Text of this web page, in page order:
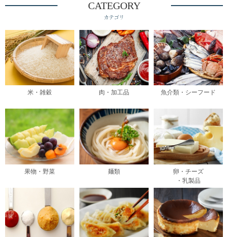
CATEGORY
カテゴリ
米・雑穀 肉・加工品 魚介類・シーフード
果物・野菜 麺類
卵・チーズ
・乳製品